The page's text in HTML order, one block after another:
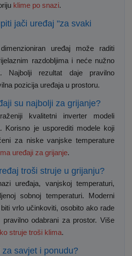
klime po snazi.
jači uređaj "za svaki
uređaj može raditi
razdobljima i neće nužno
Najbolji rezultat daje pravilno
pozicija uređaja u prostoru.
su najbolji za grijanje?
kvalitetni inverter modeli
Korisno je usporediti modele koji
za niske vanjske temperature
uređaji za grijanje.
troši struje u grijanju?
uređaja, vanjskoj temperaturi,
sobnoj temperaturi. Moderni
vrlo učinkoviti, osobito ako rade
odabrani za prostor. Više
struje troši klima.
savjet i ponudu?